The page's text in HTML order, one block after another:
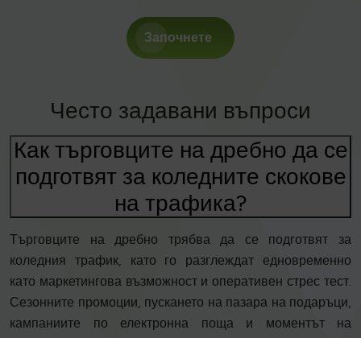
Започнете
Често задавани въпроси
Как търговците на дребно да се
подготвят за коледните скокове
на трафика?
Търговците на дребно трябва да се подготвят за
коледния трафик, като го разглеждат едновременно
като маркетингова възможност и оперативен стрес тест.
Сезонните промоции, пускането на пазара на подаръци,
кампаниите по електронна поща и моментът на